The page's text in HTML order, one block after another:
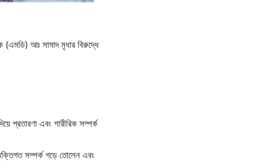
(এমডি) আঃ সামাদ মৃধার বিরুদ্ধে
প্রতারণা এবং শারীরিক সম্পর্ক
সম্পর্ক গড়ে তোলেন এবং